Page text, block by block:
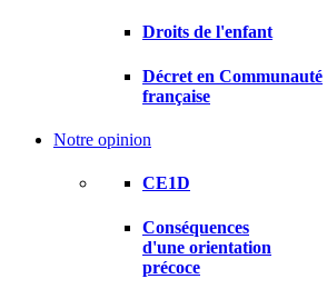
Droits de l'enfant
Décret en Communauté
française
Notre opinion
CE1D
Conséquences
d'une orientation
précoce